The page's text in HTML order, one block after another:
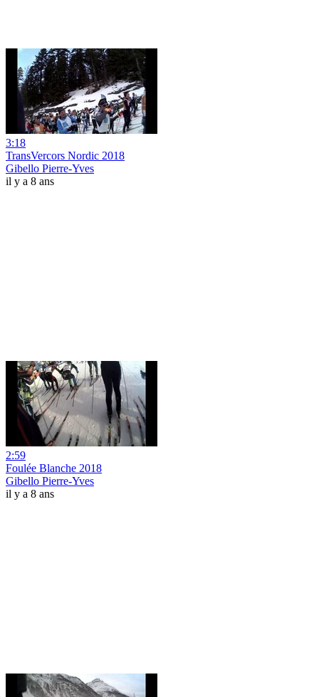
3:18
TransVercors Nordic 2018
Gibello Pierre-Yves
il y a 8 ans
2:59
Foulée Blanche 2018
Gibello Pierre-Yves
il y a 8 ans